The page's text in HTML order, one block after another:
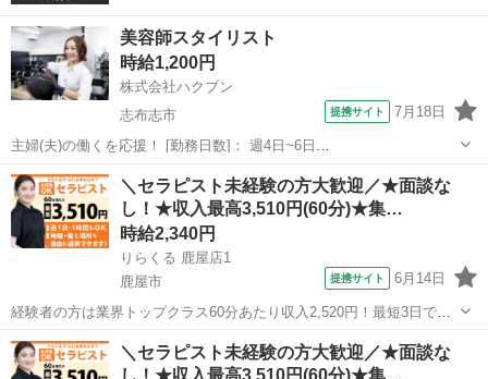
美容師スタイリスト
時給1,200円
株式会社ハクブン
志布志市
提携サイト 7月18日
主婦(夫)の働くを応援！ [勤務日数]： 週4日~6日
09:00~12:00/10:00~14:00/12:00~15:00/14:00~17:00/09:00~17:00 月/
火/水/木/金/土/日 などから選べます ...
鹿児島 志布志市 美容師
＼セラピスト未経験の方大歓迎／★面談な
し！★収入最高3,510円(60分)★集…
時給2,340円
りらくる 鹿屋店1
鹿屋市
提携サイト 6月14日
経験者の方は業界トップクラス60分あたり収入2,520円！最短3日で入
店可 今の収入と環境に満足していますか？ 「もっと高い収入がほし
い」 「安定して稼ぎたい」 その悩み、すべて解決します！ ・全国ト
鹿児島 鹿屋市 セラピスト
＼セラピスト未経験の方大歓迎／★面談な
し！★収入最高3,510円(60分)★集…